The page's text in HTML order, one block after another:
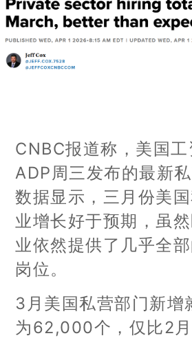
CNBC报道称，美国工
ADP周三发布的最新
数据显示，三月份美
业增长好于预期，虽
业依然提供了几乎全
岗位。
3月美国私营部门新增
为62,000个，仅比2